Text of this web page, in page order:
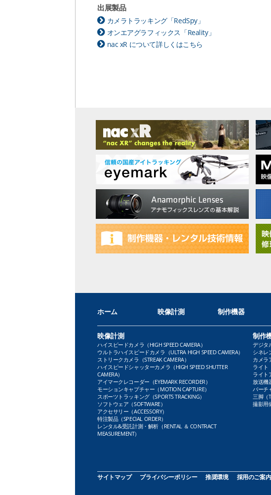
出展製品
カメラトラッキング「RedSpy」
オンエアグラフィックス「Reality」
nac xR について詳しくはこちら
ホーム 映像計測 制作機器
映像計測
ハイスピードカメラ（HIGH SPEED CAMERA）
ウルトラハイスピードカメラ（ULTRA HIGH SPEED CAMERA）
ストリークカメラ（STREAK CAMERA）
ハイスピードシャッターカメラ（HIGH SPEED SHUTTER
CAMERA）
アイマークレコーダー（EYEMARK RECORDER）
モーションキャプチャー（MOTION CAPTURE）
スポーツトラッキング（SPORTS TRACKING）
ソフトウェア（SOFTWARE）
アクセサリー（ACCESSORY）
特注製品（SPECIAL ORDER）
レンタル&受託計測・解析（RENTAL ＆ CONTRACT
MEASUREMENT）
制作
デジタ
シネレ
カメラ
ライト
ライト
放送機
バーチ
三脚（
撮影用
サイトマップ プライバシーポリシー 推奨環境 採用のご案内